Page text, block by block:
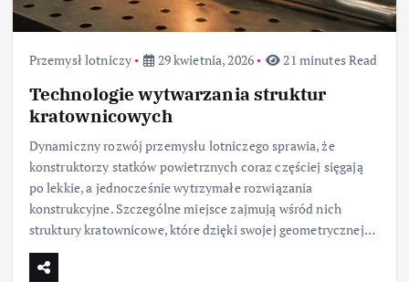
Przemysł lotniczy 29 kwietnia, 2026 21 minutes Read
Technologie wytwarzania struktur
kratownicowych
Dynamiczny rozwój przemysłu lotniczego sprawia, że
konstruktorzy statków powietrznych coraz częściej sięgają
po lekkie, a jednocześnie wytrzymałe rozwiązania
konstrukcyjne. Szczególne miejsce zajmują wśród nich
struktury kratownicowe, które dzięki swojej geometrycznej…